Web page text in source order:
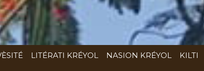
LITÉRATI KRÉYOL NASION KRÉYOL KILTI